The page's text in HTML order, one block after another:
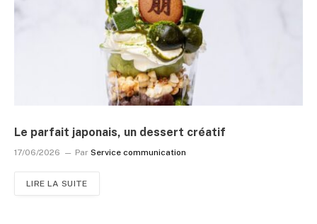
Le parfait japonais, un dessert créatif
17/06/2026 Par Service communication
LIRE LA SUITE